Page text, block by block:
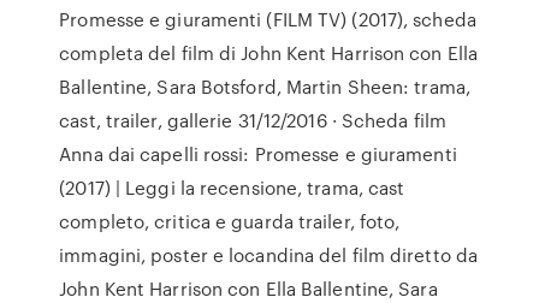
Promesse e giuramenti (FILM TV) (2017), scheda
completa del film di John Kent Harrison con Ella
Ballentine, Sara Botsford, Martin Sheen: trama,
cast, trailer, gallerie 31/12/2016 · Scheda film
Anna dai capelli rossi: Promesse e giuramenti
(2017) | Leggi la recensione, trama, cast
completo, critica e guarda trailer, foto,
immagini, poster e locandina del film diretto da
John Kent Harrison con Ella Ballentine, Sara